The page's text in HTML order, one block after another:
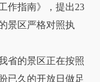
作指南》，提出23
景区严格对照执
的景区正在按照
已久的开放日做足